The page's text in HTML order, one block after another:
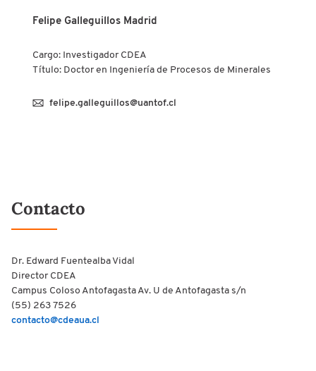
Felipe Galleguillos Madrid
Cargo: Investigador CDEA
Título: Doctor en Ingeniería de Procesos de Minerales
felipe.galleguillos@uantof.cl
Contacto
Dr. Edward Fuentealba Vidal
Director CDEA
Campus Coloso Antofagasta Av. U de Antofagasta s/n
(55) 263 7526
contacto@cdeaua.cl